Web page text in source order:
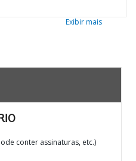
Exibir mais
conter assinaturas, etc.)